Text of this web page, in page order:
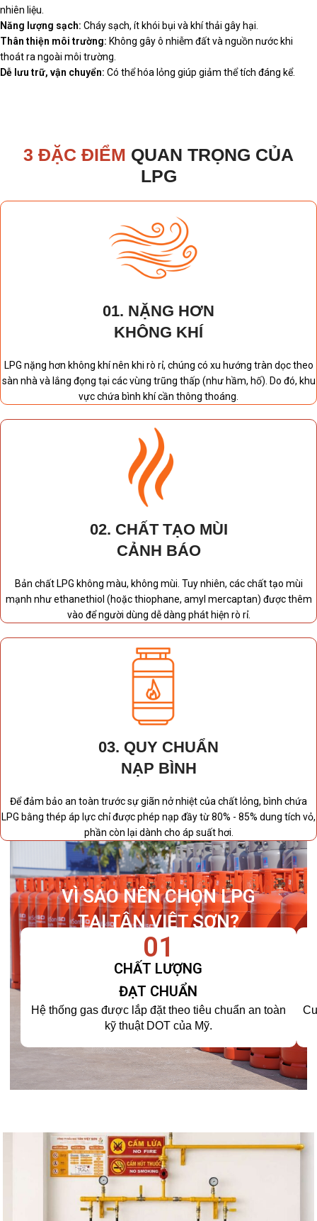
nhiên liệu.
Năng lượng sạch: Cháy sạch, ít khói bụi và khí thải gây hại.
Thân thiện môi trường: Không gây ô nhiễm đất và nguồn nước khi
thoát ra ngoài môi trường.
Dễ lưu trữ, vận chuyển: Có thể hóa lỏng giúp giảm thể tích đáng kể.
3 ĐẶC ĐIỂM QUAN TRỌNG CỦA
LPG
01. NẶNG HƠN
KHÔNG KHÍ
LPG nặng hơn không khí nên khi rò rỉ, chúng có xu hướng tràn dọc theo
sàn nhà và lắng đọng tại các vùng trũng thấp (như hầm, hố). Do đó, khu
vực chứa bình khí cần thông thoáng.
02. CHẤT TẠO MÙI
CẢNH BÁO
Bản chất LPG không màu, không mùi. Tuy nhiên, các chất tạo mùi
mạnh như ethanethiol (hoặc thiophane, amyl mercaptan) được thêm
vào để người dùng dễ dàng phát hiện rò rỉ.
03. QUY CHUẨN
NẠP BÌNH
Để đảm bảo an toàn trước sự giãn nở nhiệt của chất lỏng, bình chứa
LPG bằng thép áp lực chỉ được phép nạp đầy từ 80% - 85% dung tích vỏ,
phần còn lại dành cho áp suất hơi.
VÌ SAO NÊN CHỌN LPG
TẠI TÂN VIỆT SƠN?
01
CHẤT LƯỢNG
ĐẠT CHUẨN
Hệ thống gas được lắp đặt theo tiêu chuẩn an toàn
kỹ thuật DOT của Mỹ.